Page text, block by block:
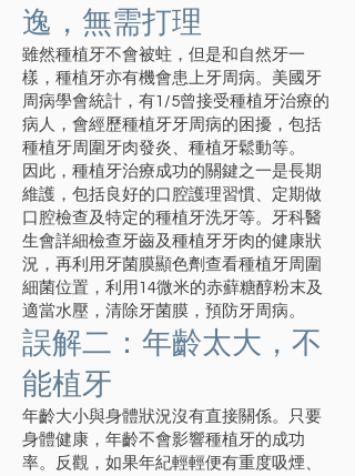
逸，無需打理
雖然種植牙不會被蛀，但是和自然牙一
樣，種植牙亦有機會患上牙周病。美國牙
周病學會統計，有1/5曾接受種植牙治療的
病人，會經歷種植牙牙周病的困擾，包括
種植牙周圍牙肉發炎、種植牙鬆動等。
因此，種植牙治療成功的關鍵之一是長期
維護，包括良好的口腔護理習慣、定期做
口腔檢查及特定的種植牙洗牙等。牙科醫
生會詳細檢查牙齒及種植牙牙肉的健康狀
況，再利用牙菌膜顯色劑查看種植牙周圍
細菌位置，利用14微米的赤蘚糖醇粉末及
適當水壓，清除牙菌膜，預防牙周病。
誤解二：年齡太大，不
能植牙
年齡大小與身體狀況沒有直接關係。只要
身體健康，年齡不會影響種植牙的成功
率。反觀，如果年紀輕輕便有重度吸煙、